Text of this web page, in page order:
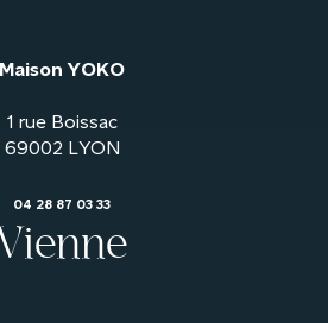
Maison YOKO
1 rue Boissac
04 28 87 03 33